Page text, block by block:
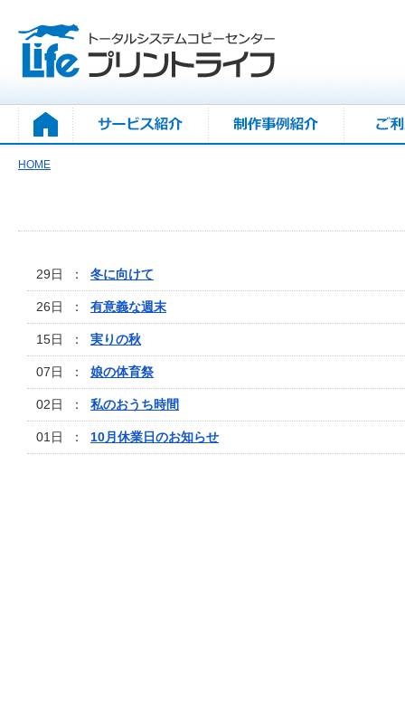
HOME
29日 ： 冬に向けて
26日 ： 有意義な週末
15日 ： 実りの秋
07日 ： 娘の体育祭
02日 ： 私のおうち時間
01日 ： 10月休業日のお知らせ